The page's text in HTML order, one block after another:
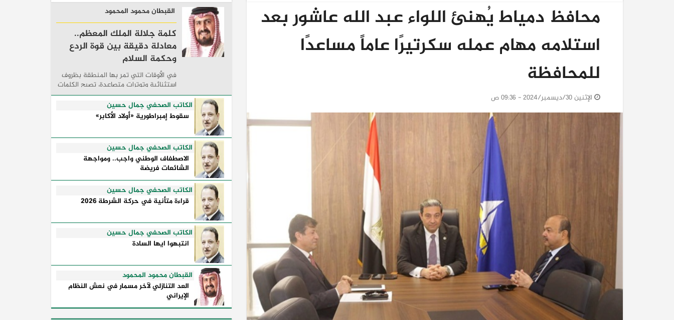
محافظ دمياط يُهنئ اللواء عبد الله عاشور بعد
استلامه مهام عمله سكرتيرًا عاماً مساعدًا
للمحافظة
الإثنين 30/ديسمبر/2024 - 09:36 ص
القبطان محمود المحمود
كلمة جلالة الملك المعظم..
معادلة دقيقة بين قوة الردع
وحكمة السلام
في الأوقات التي تمر بها المنطقة بظروف
استثنائية وتوترات متصاعدة، تصبح الكلمات
السياسية أكثر من مجرد مواقف معلنة؛ فهي
تكشف طريقة تفكير الدول، وكيفية إدارتها
للأزمات، والحدود التي تفصل بين القوة ...
الكاتب الصحفي جمال حسين
سقوط إمبراطورية «أولاد الأكابر»
الكاتب الصحفي جمال حسين
الاصطفاف الوطني واجب.. ومواجهة
الشائعات فريضة
الكاتب الصحفي جمال حسين
قراءة متأنية في حركة الشرطة 2026
الكاتب الصحفي جمال حسين
انتبهوا ايها السادة
القبطان محمود المحمود
العد التنازلي لآخر مسمار في نعش النظام
الإيراني